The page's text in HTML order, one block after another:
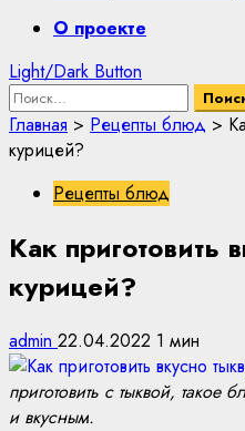
PrimaryО проекте
Light/Dark Button
Найти:
Главная > Рецепты блюд >
курицей?
Рецепты блюд
Как приготовить
курицей?
admin 22.04.2022 1 мин
приготовить с тыквой, такое
и вкусным.